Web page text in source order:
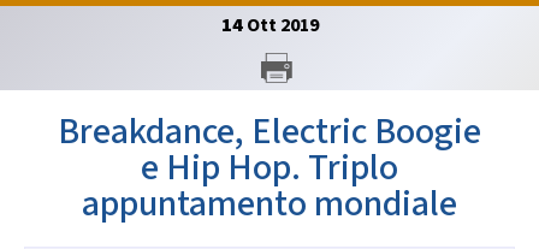
GARE
Contatti Discipline
14Ott2019
Breakdance, Electric Boogie
e Hip Hop. Triplo
appuntamento mondiale